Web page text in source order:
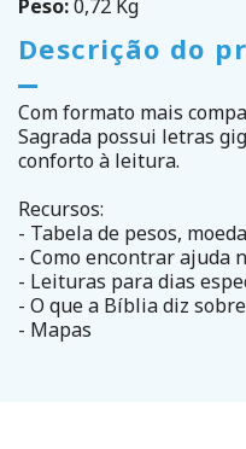
Peso:0,72 Kg
Descrição do
Com formato mais
Sagrada possui letras
conforto à leitura.
Recursos:
- Tabela de pesos,
- Como encontrar ajuda
- Leituras para dias
- O que a Bíblia diz
- Mapas